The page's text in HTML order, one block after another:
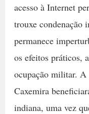
acesso à Internet
trouxe condenação
permanece
os efeitos práticos,
ocupação militar. A
Caxemira
indiana, uma vez